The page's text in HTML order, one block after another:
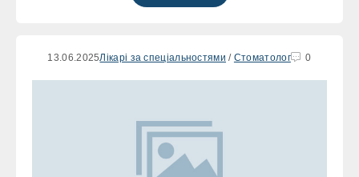
13.06.2025Лікарі за спеціальностями / Стоматолог 0